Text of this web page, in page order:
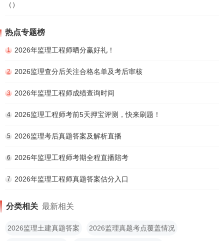
（）
热点专题榜
1 2026年监理工程师晒分赢好礼！
2 2026监理查分后关注合格名单及考后审核
3 2026年监理工程师成绩查询时间
4 2026监理工程师考前5天押宝评测，快来刷题！
5 2026监理考后真题答案及解析直播
6 2026年监理工程师考期全程直播陪考
7 2026年监理工程师真题答案估分入口
分类相关 最新相关
2026监理土建真题答案 2026监理真题考点覆盖情况